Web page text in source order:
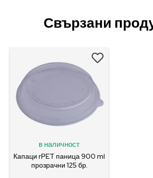
Свързани
в наличност
Капаци rPET паница 900 ml
прозрачни 125 бр.